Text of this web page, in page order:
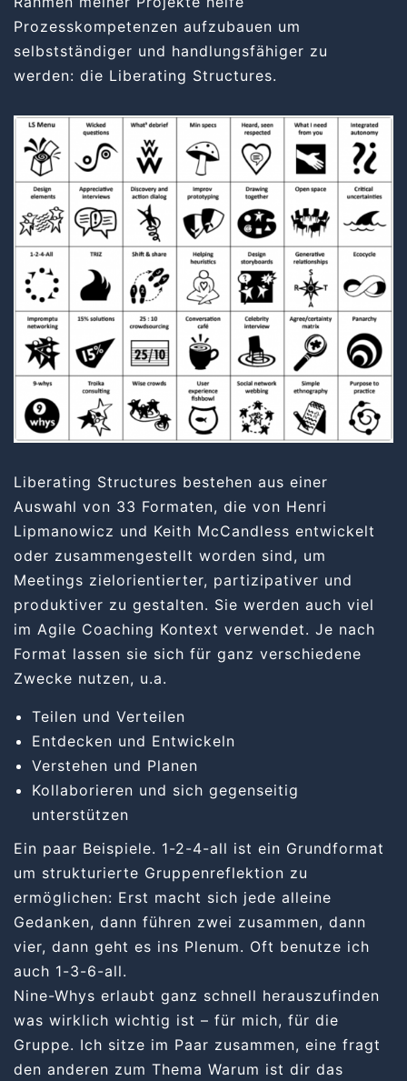
Prozesskompetenzen aufzubauen um
selbstständiger und handlungsfähiger zu
werden: die Liberating Structures.
Liberating Structures bestehen aus einer
Auswahl von 33 Formaten, die von Henri
Lipmanowicz und Keith McCandless entwickelt
oder zusammengestellt worden sind, um
Meetings zielorientierter, partizipativer und
produktiver zu gestalten. Sie werden auch viel
im Agile Coaching Kontext verwendet. Je nach
Format lassen sie sich für ganz verschiedene
Zwecke nutzen, u.a.
Teilen und Verteilen
Entdecken und Entwickeln
Verstehen und Planen
Kollaborieren und sich gegenseitig
unterstützen
Ein paar Beispiele. 1-2-4-all ist ein Grundformat
um strukturierte Gruppenreflektion zu
ermöglichen: Erst macht sich jede alleine
Gedanken, dann führen zwei zusammen, dann
vier, dann geht es ins Plenum. Oft benutze ich
auch 1-3-6-all.
Nine-Whys erlaubt ganz schnell herauszufinden
was wirklich wichtig ist – für mich, für die
Gruppe. Ich sitze im Paar zusammen, eine fragt
den anderen zum Thema Warum ist dir das